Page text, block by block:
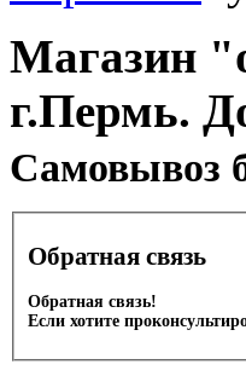
Магазин
г.Пермь.
Cамовывоз
Обратная связь
Обратная связь!
Если хотите